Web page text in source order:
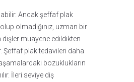
Ancak şeffaf plak
olmadığınız, uzman bir
muayene edildikten
Şeffaf plak tedavileri daha
bozuklukların
İleri seviye diş